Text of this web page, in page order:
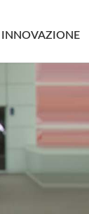
INNOVAZIONE